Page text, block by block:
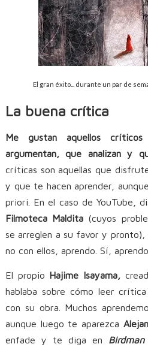
El gran éxito... durante un par de
La buena crítica
Me gustan aquellos
argumentan, que analizan y
críticas son aquellas que
y que te hacen aprender,
priori. En el caso de YouTube,
Filmoteca Maldita (cuyos
se arreglen a su favor y
no con ellos, aprendo. Sí, aprendo.
El propio Hajime Isayama,
hablaba sobre cómo leer
con su obra. Muchos
aunque luego te aparezca
enfade y te diga en Birdman